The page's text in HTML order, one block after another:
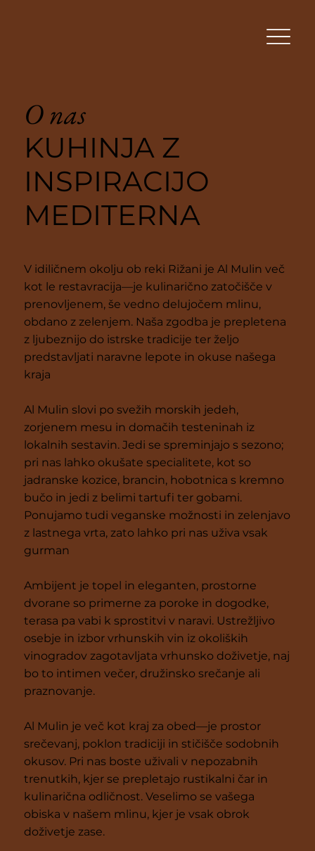
O nas
KUHINJA Z
INSPIRACIJO
MEDITERNA
V idiličnem okolju ob reki Rižani je Al Mulin več
kot le restavracija—je kulinarično zatočišče v
prenovljenem, še vedno delujočem mlinu,
obdano z zelenjem. Naša zgodba je prepletena
z ljubeznijo do istrske tradicije ter željo
predstavljati naravne lepote in okuse našega
kraja
Al Mulin slovi po svežih morskih jedeh,
zorjenem mesu in domačih testeninah iz
lokalnih sestavin. Jedi se spreminjajo s sezono;
pri nas lahko okušate specialitete, kot so
jadranske kozice, brancin, hobotnica s kremno
bučo in jedi z belimi tartufi ter gobami.
Ponujamo tudi veganske možnosti in zelenjavo
z lastnega vrta, zato lahko pri nas uživa vsak
gurman
Ambijent je topel in eleganten, prostorne
dvorane so primerne za poroke in dogodke,
terasa pa vabi k sprostitvi v naravi. Ustrežljivo
osebje in izbor vrhunskih vin iz okoliških
vinogradov zagotavljata vrhunsko doživetje, naj
bo to intimen večer, družinsko srečanje ali
praznovanje.
Al Mulin je več kot kraj za obed—je prostor
srečevanj, poklon tradiciji in stičišče sodobnih
okusov. Pri nas boste uživali v nepozabnih
trenutkih, kjer se prepletajo rustikalni čar in
kulinarična odličnost. Veselimo se vašega
obiska v našem mlinu, kjer je vsak obrok
doživetje zase.